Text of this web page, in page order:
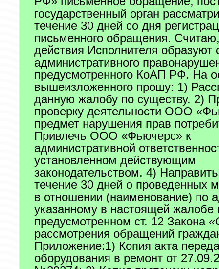
государственный орган
течение 30 дней со дня
письменного обращения.
действия Исполнителя образуют
административного
предусмотренного КоАП РФ. На
вышеизложенного прошу: 1)
данную жалобу по существу. 2)
проверку деятельности ООО
предмет нарушения прав
Привлечь ООО «Фьючерс» к
административной
установленном действующим
законодательством. 4)
течение 30 дней о проведенных
в отношении (наименование) по
указанному в настоящей жалобе
предусмотренном ст. 12 Закона
рассмотрения обращений
Приложение:1) Копия акта
оборудования в ремонт от